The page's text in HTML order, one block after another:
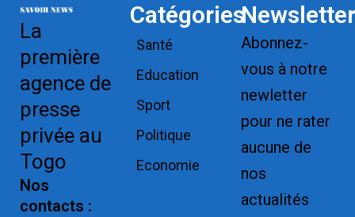
La
première
agence de
presse
privée au
Togo
Nos
contacts :
Catégories
Santé
Education
Sport
Politique
Economie
Newsletter
Abonnez-
vous à notre
newletter
pour ne rater
aucune de
nos
actualités